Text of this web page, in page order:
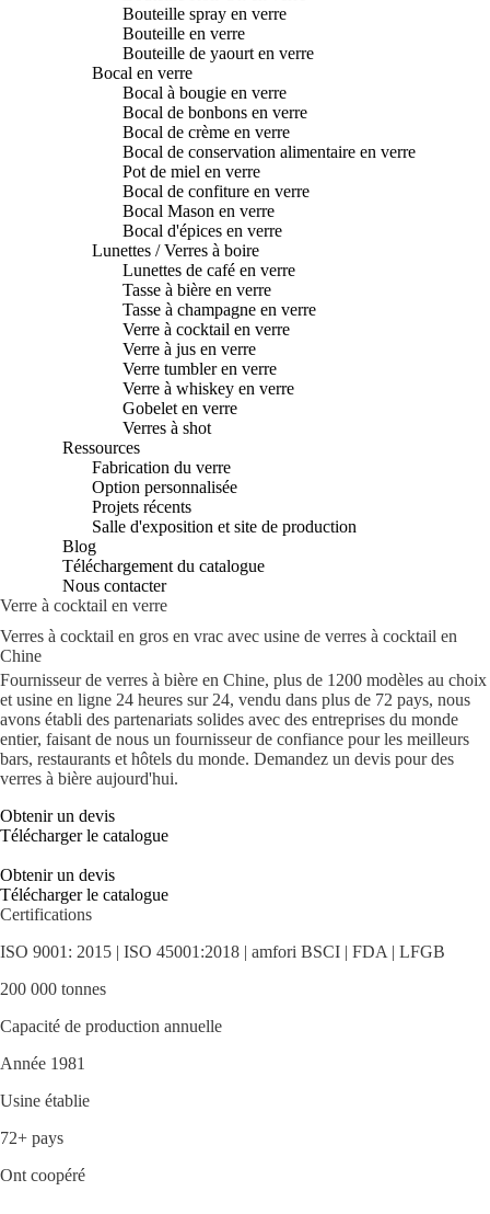
Bouteille spray en verre
Bouteille en verre
Bouteille de yaourt en verre
Bocal en verre
Bocal à bougie en verre
Bocal de bonbons en verre
Bocal de crème en verre
Bocal de conservation alimentaire en verre
Pot de miel en verre
Bocal de confiture en verre
Bocal Mason en verre
Bocal d'épices en verre
Lunettes / Verres à boire
Lunettes de café en verre
Tasse à bière en verre
Tasse à champagne en verre
Verre à cocktail en verre
Verre à jus en verre
Verre tumbler en verre
Verre à whiskey en verre
Gobelet en verre
Verres à shot
Ressources
Fabrication du verre
Option personnalisée
Projets récents
Salle d'exposition et site de production
Blog
Téléchargement du catalogue
Nous contacter
Verre à cocktail en verre
Verres à cocktail en gros en vrac avec usine de verres à cocktail en
Chine
Fournisseur de verres à bière en Chine, plus de 1200 modèles au choix
et usine en ligne 24 heures sur 24, vendu dans plus de 72 pays, nous
avons établi des partenariats solides avec des entreprises du monde
entier, faisant de nous un fournisseur de confiance pour les meilleurs
bars, restaurants et hôtels du monde. Demandez un devis pour des
verres à bière aujourd'hui.
Obtenir un devis
Télécharger le catalogue
Obtenir un devis
Télécharger le catalogue
Certifications
ISO 9001: 2015 | ISO 45001:2018 | amfori BSCI | FDA | LFGB
200 000 tonnes
Capacité de production annuelle
Année 1981
Usine établie
72+ pays
Ont coopéré